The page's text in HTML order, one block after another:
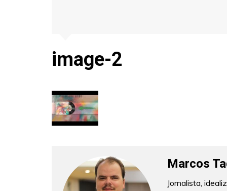
image-2
Marcos
Jornalista,